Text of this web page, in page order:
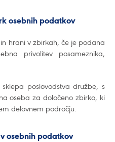
osebnih podatkov
hrani v zbirkah, če je podana
privolitev posameznika,
poslovodstva družbe, s
oseba za določeno zbirko, ki
delovnem področju.
osebnih podatkov